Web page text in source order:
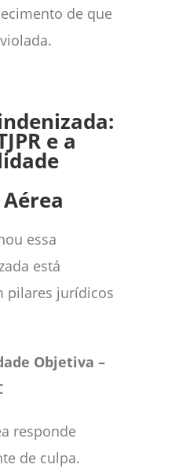
de que
e a
essa
está
pilares jurídicos
Objetiva –
responde
de culpa.